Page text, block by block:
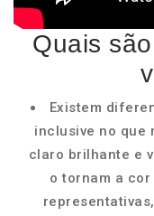
Quais
Existem
inclusive no que
claro brilhante e
o tornam a